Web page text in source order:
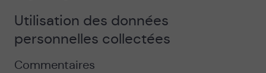
Utilisation des données
personnelles collectées
Commentaires